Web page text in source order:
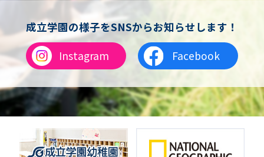
女子バドミントン
チアリーディング
総合格闘技
合気道
女子テニス
男子バレーボール
体操
ダンス
英会話
音楽（コーラス）
地域ボランティア
成立学園の様子をSNSからお知らせします！
Instagram
Facebook